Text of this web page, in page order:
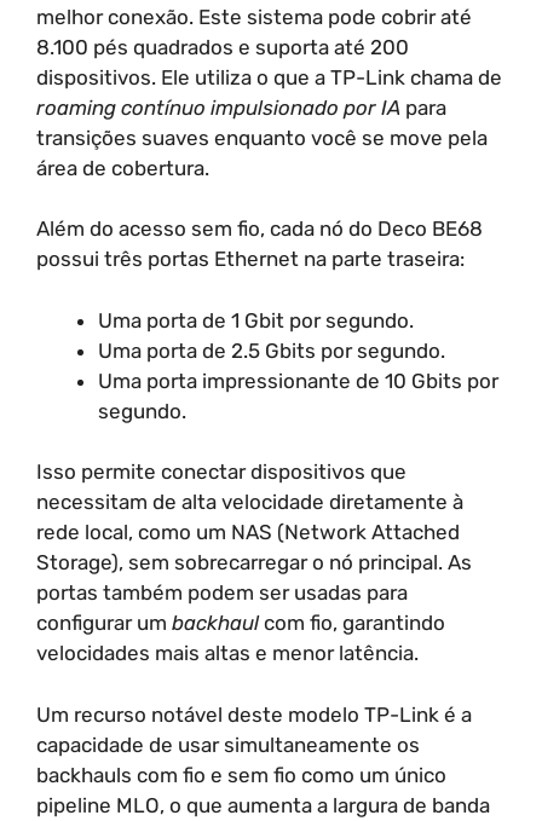
melhor conexão. Este sistema pode cobrir até
8.100 pés quadrados e suporta até 200
dispositivos. Ele utiliza o que a TP-Link chama de
roaming contínuo impulsionado por IA para
transições suaves enquanto você se move pela
área de cobertura.
Além do acesso sem fio, cada nó do Deco BE68
possui três portas Ethernet na parte traseira:
Uma porta de 1 Gbit por segundo.
Uma porta de 2.5 Gbits por segundo.
Uma porta impressionante de 10 Gbits por
segundo.
Isso permite conectar dispositivos que
necessitam de alta velocidade diretamente à
rede local, como um NAS (Network Attached
Storage), sem sobrecarregar o nó principal. As
portas também podem ser usadas para
configurar um backhaulcom fio, garantindo
velocidades mais altas e menor latência.
Um recurso notável deste modelo TP-Link é a
capacidade de usar simultaneamente os
backhauls com fio e sem fio como um único
pipeline MLO, o que aumenta a largura de banda